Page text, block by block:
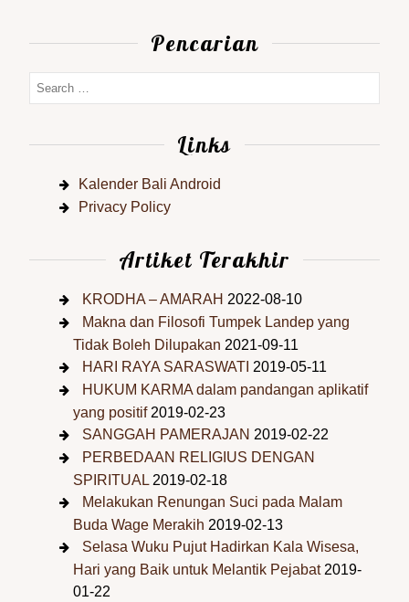
Pencarian
Links
Kalender Bali Android
Privacy Policy
Artiket Terakhir
KRODHA – AMARAH 2022-08-10
Makna dan Filosofi Tumpek Landep yang
Tidak Boleh Dilupakan 2021-09-11
HARI RAYA SARASWATI 2019-05-11
HUKUM KARMA dalam pandangan aplikatif
yang positif 2019-02-23
SANGGAH PAMERAJAN 2019-02-22
PERBEDAAN RELIGIUS DENGAN
SPIRITUAL 2019-02-18
Melakukan Renungan Suci pada Malam
Buda Wage Merakih 2019-02-13
Selasa Wuku Pujut Hadirkan Kala Wisesa,
Hari yang Baik untuk Melantik Pejabat 2019-
01-22